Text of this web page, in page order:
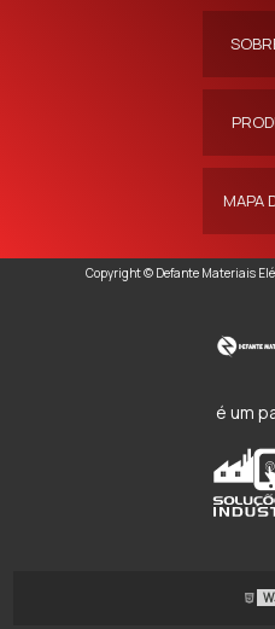
MAPA
Copyright © Defante Materiais
é um